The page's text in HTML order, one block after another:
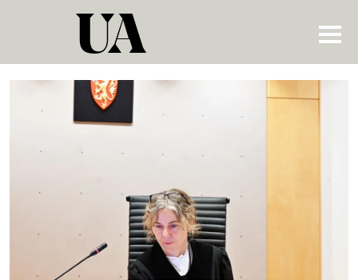
Tag:
oppsigelse